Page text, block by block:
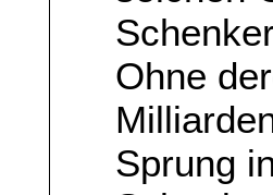
Ohne
Sprung